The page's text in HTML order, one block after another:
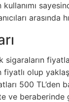
arasında
sigaraların
olup
500 TL’den
ve beraberinde